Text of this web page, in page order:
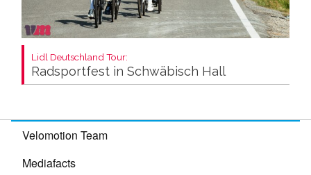
Lidl Deutschland Tour:
Radsportfest in Schwäbisch Hall
Velomotion Team
Mediafacts